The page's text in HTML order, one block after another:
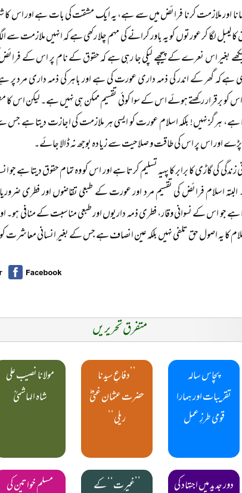
اور ملازمت کرنا فرائض میں سے ہے، یہ ایک مشقت کی بات ہے اور اس کا
لگا کر عورتوں کو یہ باور کرانے کی مہم چلا رکھی ہے کہ انہیں ملازمت سے
بغیر اس نعرے کے پیچھے لپکی جا رہی ہے کہ حقوق کے نام پر اس کے فرائض
کہ گھر کے اندر کی ذمہ داری عورت کی ہے اور باہر کی ذمہ داری مرد
برقرار رکھتے ہوئے اس کے سوا کوئی تقسیم ممکن ہی نہیں ہے۔ لیکن اس
ہے، ہرگز نہیں! بلکہ اسلام عورت کو ایسی ہر ملازمت کی اجازت دیتا ہے جس
پڑے اور اس پر اس کی طاقت و صلاحیت سے زیادہ بوجھ نہ ڈالا جائے۔
کی گاڑی کا برابر کا پہیہ تسلیم کرتا ہے اور اس کو وہ تمام حقوق دیتا ہے جو
اسلام فرائض کی تقسیم مرد اور عورت کے طبعی تقاضوں اور فطری
اس کے نسوانی وقار، فطری ذمہ داریوں اور طبعی مناسبت کے منافی ہو۔ اور
کا یہ اصول حق تلفی نہیں بلکہ عین انصاف ہے جس کے بغیر انسانی معاشرت
متفرق تحریریں
پچاس سالہ
تقریبات اور ہمارا
قومی طرزِ عمل
’’دفاعِ سیدنا
حضرت عثمان غنیؓ
ریلی‘‘
مولانا نصیب علی
شاہ الہاشمیؒ
دور جدید میں اجتہاد کی ’’غیرت‘‘ کے مسلم خواتین کی